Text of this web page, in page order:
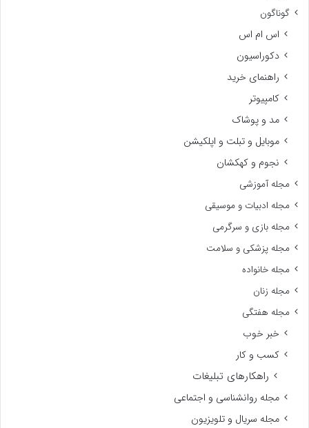
گوناگون
اس ام اس
دکوراسیون
راهنمای خرید
کامپیوتر
مد و پوشاک
موبایل و تبلت و اپلکیشن
نجوم و کهکشان
مجله آموزشی
مجله ادبیات و موسیقی
مجله بازی و سرگرمی
مجله پزشکی و سلامت
مجله خانواده
مجله زنان
مجله هفتگی
خبر خوب
کسب و کار
راهکارهای تبلیغات
مجله روانشناسی و اجتماعی
مجله سریال و تلویزیون